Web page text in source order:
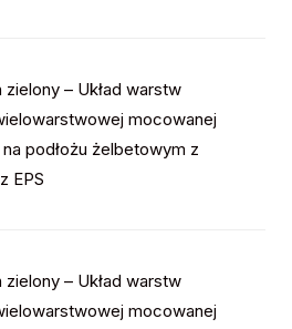
zielony – Układ warstw
mocowanej
podłożu żelbetowym z
EPS
zielony – Układ warstw
mocowanej